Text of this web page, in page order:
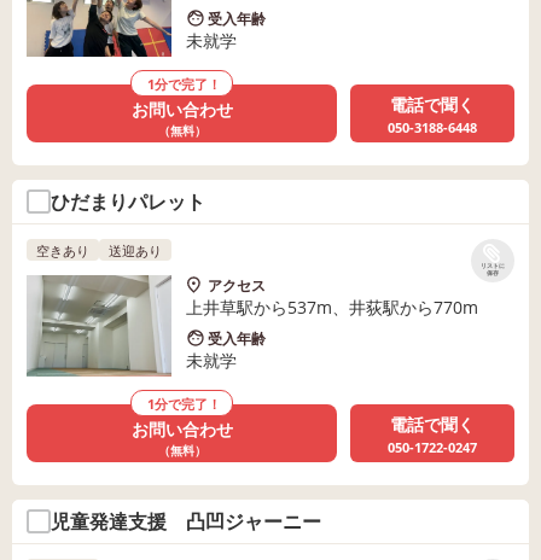
受入年齢
未就学
1分で完了！
お問い合わせ
（無料）
電話で聞く
050-3188-6448
ひだまりパレット
リストに
保存
空きあり 送迎あり
アクセス
上井草駅から537m、井荻駅から770m
受入年齢
未就学
1分で完了！
お問い合わせ
（無料）
電話で聞く
050-1722-0247
児童発達支援 凸凹ジャーニー